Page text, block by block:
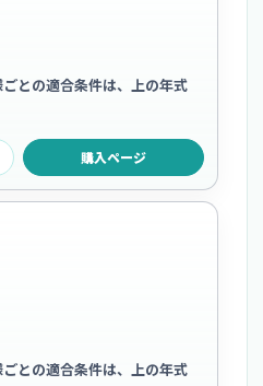
との適合条件は、上の年式
購入ページ
との適合条件は、上の年式